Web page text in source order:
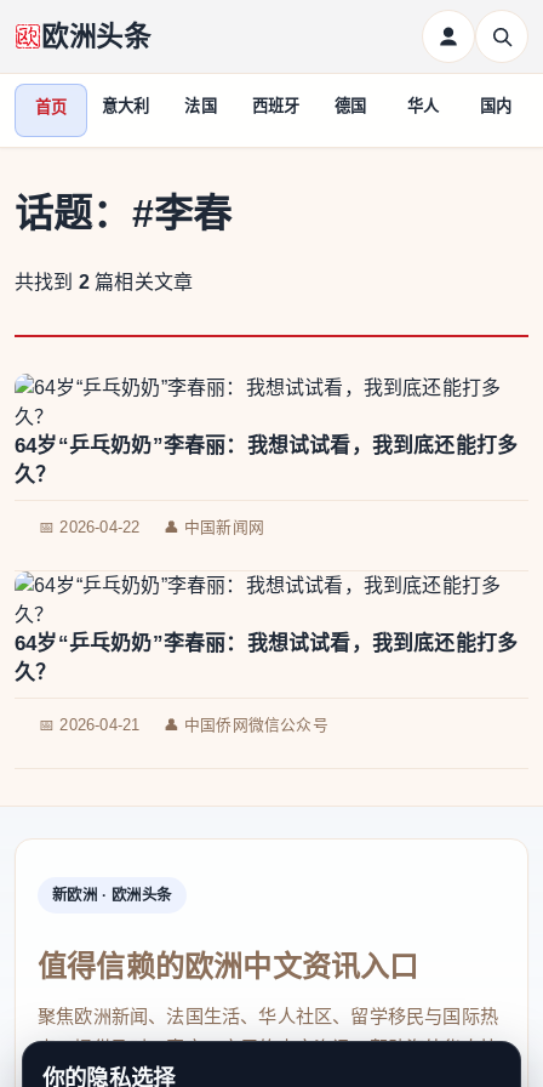
欧洲头条
首页 意大利 法国 西班牙 德国 华人 国内
话题： #李春
共找到 2 篇相关文章
64岁“乒乓奶奶”李春丽：我想试试看，我到底还能打多
久？
📅 2026-04-22 👤 中国新闻网
64岁“乒乓奶奶”李春丽：我想试试看，我到底还能打多
久？
📅 2026-04-21 👤 中国侨网微信公众号
新欧洲 · 欧洲头条
值得信赖的欧洲中文资讯入口
聚焦欧洲新闻、法国生活、华人社区、留学移民与国际热
点，提供及时、真实、实用的中文资讯，帮助海外华人快
速了解欧洲动态。
你的隐私选择